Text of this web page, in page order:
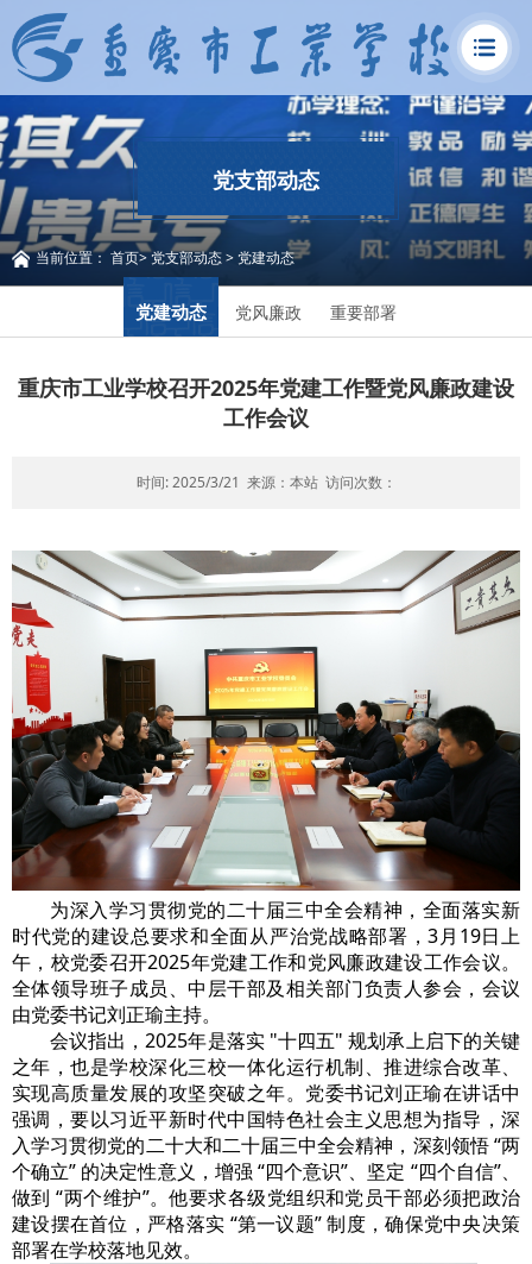
党支部动态
当前位置： 首页>党支部动态>党建动态
党建动态 党风廉政 重要部署
重庆市工业学校召开2025年党建工作暨党风廉政建设
工作会议
时间: 2025/3/21 来源：本站 访问次数：
为深入学习贯彻党的二十届三中全会精神，全面落实新
时代党的建设总要求和全面从严治党战略部署，3月19日上
午，校党委召开2025年党建工作和党风廉政建设工作会议。
全体领导班子成员、中层干部及相关部门负责人参会，会议
由党委书记刘正瑜主持。
会议指出，2025年是落实 "十四五" 规划承上启下的关键
之年，也是学校深化三校一体化运行机制、推进综合改革、
实现高质量发展的攻坚突破之年。党委书记刘正瑜在讲话中
强调，要以习近平新时代中国特色社会主义思想为指导，深
入学习贯彻党的二十大和二十届三中全会精神，深刻领悟 “两
个确立” 的决定性意义，增强 “四个意识”、坚定 “四个自信”、
做到 “两个维护”。他要求各级党组织和党员干部必须把政治
建设摆在首位，严格落实 “第一议题” 制度，确保党中央决策
部署在学校落地见效。